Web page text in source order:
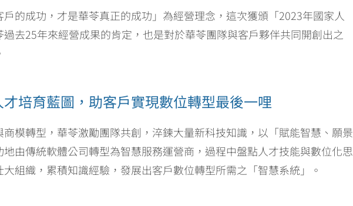
的成功，才是華苓真正的成功」為經營理念，這次獲頒「2023年國家人
去25年來經營成果的肯定，也是對於華苓團隊與客戶夥伴共同開創出之
培育藍圖，助客戶實現數位轉型最後一哩
模轉型，華苓激勵團隊共創，淬鍊大量新科技知識，以「賦能智慧、願景
由傳統軟體公司轉型為智慧服務運營商，過程中盤點人才技能與數位化思
組織，累積知識經驗，發展出客戶數位轉型所需之「智慧系統」。